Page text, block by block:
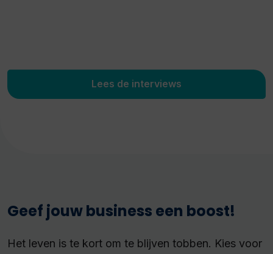
Lees de interviews
Geef jouw business een boost!
Het leven is te kort om te blijven tobben. Kies voor